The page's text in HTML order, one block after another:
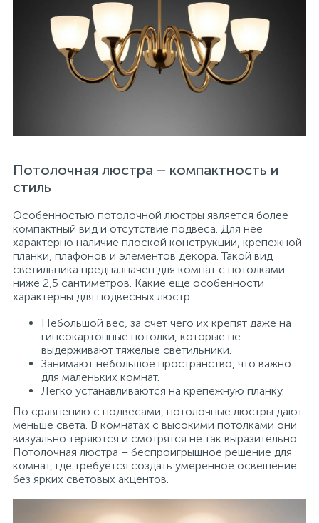
Потолочная люстра – компактность и
стиль
Особенностью потолочной люстры является более
компактный вид и отсутствие подвеса. Для нее
характерно наличие плоской конструкции, крепежной
планки, плафонов и элементов декора. Такой вид
светильника предназначен для комнат с потолками
ниже 2,5 сантиметров. Какие еще особенности
характерны для подвесных люстр:
Небольшой вес, за счет чего их крепят даже на
гипсокартонные потолки, которые не
выдерживают тяжелые светильники.
Занимают небольшое пространство, что важно
для маленьких комнат.
Легко устанавливаются на крепежную планку.
По сравнению с подвесами, потолочные люстры дают
меньше света. В комнатах с высокими потолками они
визуально теряются и смотрятся не так выразительно.
Потолочная люстра – беспроигрышное решение для
комнат, где требуется создать умеренное освещение
без ярких световых акцентов.